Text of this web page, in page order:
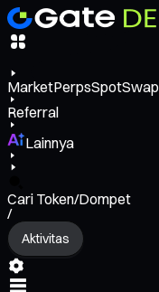
MarketPerpsSpotSwap
Referral
Lainnya
Cari Token/Dompet
/
Aktivitas